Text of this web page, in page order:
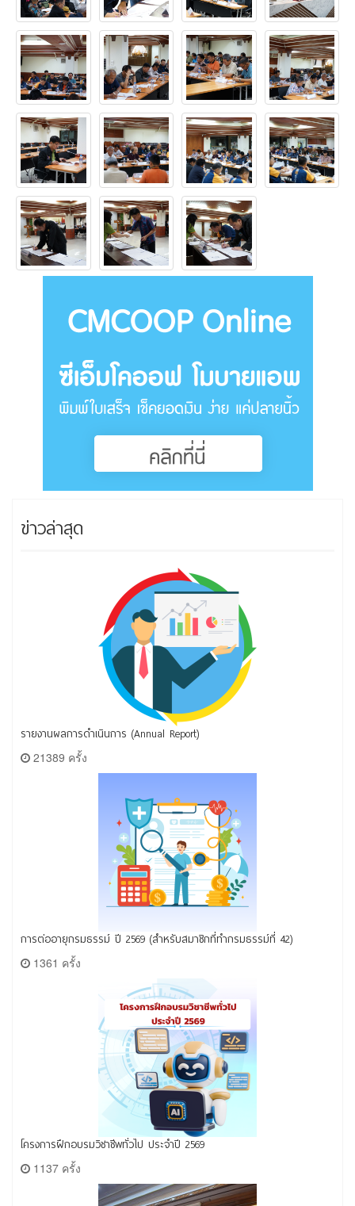
ข่าวล่าสุด
รายงานผลการดำเนินการ (Annual Report)
21389 ครั้ง
การต่ออายุกรมธรรม์ ปี 2569 (สำหรับสมาชิกที่ทำกรมธรรม์ที่ 42)
1361 ครั้ง
โครงการฝึกอบรมวิชาชีพทั่วไป ประจำปี 2569
1137 ครั้ง